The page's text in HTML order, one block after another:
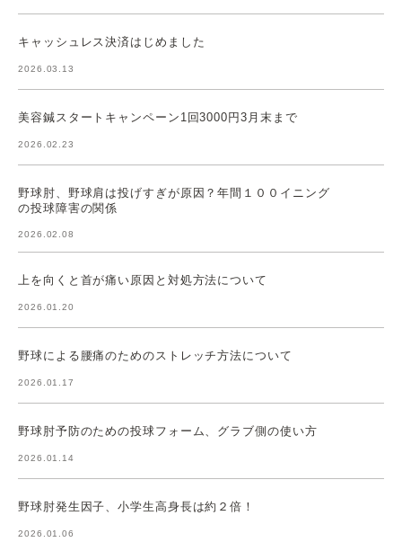
キャッシュレス決済はじめました
2026.03.13
美容鍼スタートキャンペーン1回3000円3月末まで
2026.02.23
野球肘、野球肩は投げすぎが原因？年間１００イニング
の投球障害の関係
2026.02.08
上を向くと首が痛い原因と対処方法について
2026.01.20
野球による腰痛のためのストレッチ方法について
2026.01.17
野球肘予防のための投球フォーム、グラブ側の使い方
2026.01.14
野球肘発生因子、小学生高身長は約２倍！
2026.01.06